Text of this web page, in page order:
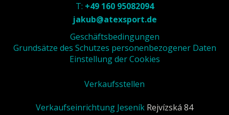
T: +49 160 95082094
jakub@atexsport.de
Geschäftsbedingungen
Grundsätze des Schutzes personenbezogener Daten
Einstellung der Cookies
Verkaufsstellen
Verkaufseinrichtung Jeseník Rejvízská 84